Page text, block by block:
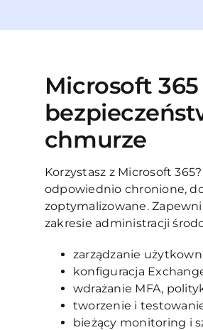
Microsoft
chmurze
Korzystasz z Microsoft
odpowiednio chronione,
zoptymalizowane.
zakresie administracji
zarządzanie
konfiguracja
wdrażanie MFA,
tworzenie i
bieżący monitoring i